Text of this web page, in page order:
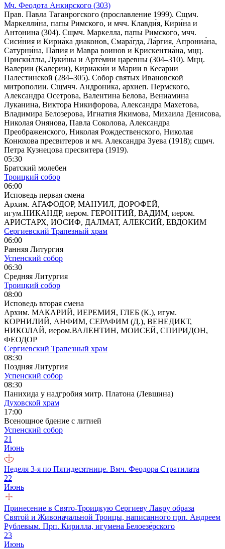
Мч. Феодота Анкирского (303)
Прав. Павла Таганрогского (прославление 1999). Сщмч.
Маркелли́на, папы Римского, и мчч. Клавди́я, Кири́на и
Антонина (304). Сщмч. Маркелла, папы Римского, мчч.
Сиси́ния и Кириа́ка диаконов, Смара́гда, Ла́ргия, Апрониа́на,
Сатурни́на, Па́пия и Мавра воинов и Крискентиа́на, мцц.
Приски́ллы, Луки́ны и Арте́мии царевны (304–310). Мцц.
Валерии (Калерии), Кириаки́и и Марии в Кесарии
Палестинской (284–305). Собор святых Ивановской
митрополии. Сщмчч. Андрони́ка, архиеп. Пермского,
Александра Осетрова, Валентина Белова, Вениамина
Луканина, Виктора Никифорова, Александра Махетова,
Владимира Белозерова, Игнатия Якимова, Михаила Денисова,
Николая Онянова, Павла Соколова, Александра
Преображенского, Николая Рождественского, Николая
Конюхова пресвитеров и мч. Александра Зуева (1918); сщмч.
Петра Кузнецова пресвитера (1919).
05:30
Братский молебен
Троицкий собор
06:00
Исповедь первая смена
Архим. АГАФОДОР, МАНУИЛ, ДОРОФЕЙ,
игум.НИКАНДР, иером. ГЕРОНТИЙ, ВАДИМ, иером.
АРИСТАРХ, ИОСИФ, ДАЛМАТ, АЛЕКСИЙ, ЕВДОКИМ
Сергиевский Трапезный храм
06:00
Ранняя Литургия
Успенский собор
06:30
Средняя Литургия
Троицкий собор
08:00
Исповедь вторая смена
Архим. МАКАРИЙ, ИЕРЕМИЯ, ГЛЕБ (К.), игум.
КОРНИЛИЙ, АНФИМ, СЕРАФИМ (Д.), ВЕНЕДИКТ,
НИКОЛАЙ, иером.ВАЛЕНТИН, МОИСЕЙ, СПИРИДОН,
ФЕОДОР
Сергиевский Трапезный храм
08:30
Поздняя Литургия
Успенский собор
08:30
Панихида у надгробия митр. Платона (Левшина)
Духовской храм
17:00
Всенощное бдение с литией
Успенский собор
21
Июнь
Неделя 3-я по Пятидесятнице. Вмч. Феодора Стратилата
22
Июнь
Принесение в Свято-Троицкую Сергиеву Лавру образа
Святой и Живоначальной Троицы, написанного прп. Андреем
Рублевым. Прп. Кирилла, игумена Белоезе́рского
23
Июнь